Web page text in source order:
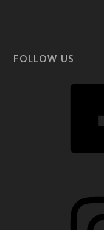
FOLLOW US